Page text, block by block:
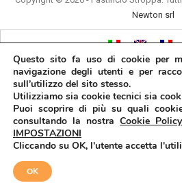
Newton srl
Questo sito fa uso di cookie per
navigazione degli utenti e per
sull’utilizzo del sito stesso.
Utilizziamo sia cookie tecnici sia
Puoi scoprire di più su quali
consultando la nostra Cookie Policy
IMPOSTAZIONI
Cliccando su OK, l'utente accetta
OK